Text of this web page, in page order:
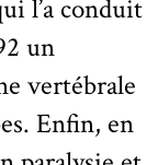
l’a conduit
un
vertébrale
Enfin, en